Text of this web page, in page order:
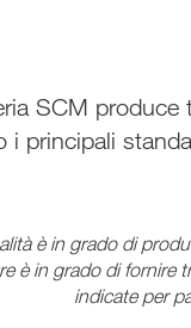
SCM produce
i principali
è in grado di
è in grado di
indicate per